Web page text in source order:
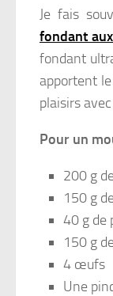
Je fais
fondant
fondant
apportent
plaisirs
Pour un
200 g
150 g
40 g de
150 g
4 œufs
Une